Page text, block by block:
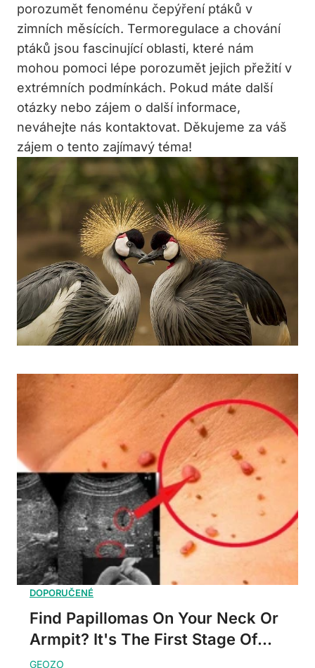
porozumět fenoménu čepýření ptáků v
zimních měsících. Termoregulace a chování
ptáků jsou fascinující oblasti, které nám
mohou pomoci lépe porozumět jejich přežití v
extrémních podmínkách. Pokud máte další
otázky nebo zájem o další informace,
neváhejte nás kontaktovat. Děkujeme za váš
zájem o tento zajímavý téma!
Find Papillomas On Your Neck Or
Armpit? It's The First Stage Of...